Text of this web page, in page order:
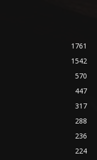
1761
1542
570
447
317
288
236
224